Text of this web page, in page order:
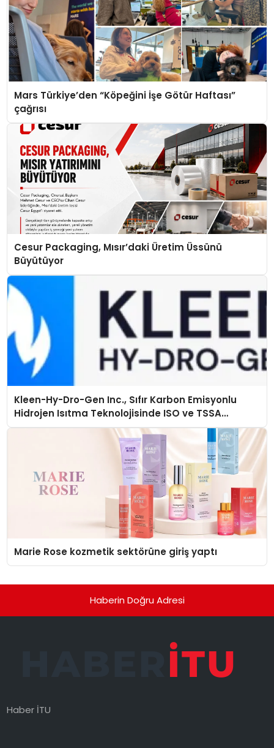
Mars Türkiye’den “Köpeğini İşe Götür Haftası”
çağrısı
Cesur Packaging, Mısır’daki Üretim Üssünü
Büyütüyor
Kleen-Hy-Dro-Gen Inc., Sıfır Karbon Emisyonlu
Hidrojen Isıtma Teknolojisinde ISO ve TSSA
Düzenleyici Onaylarını Aldı
Marie Rose kozmetik sektörüne giriş yaptı
Haberin Doğru Adresi
Haber İTU